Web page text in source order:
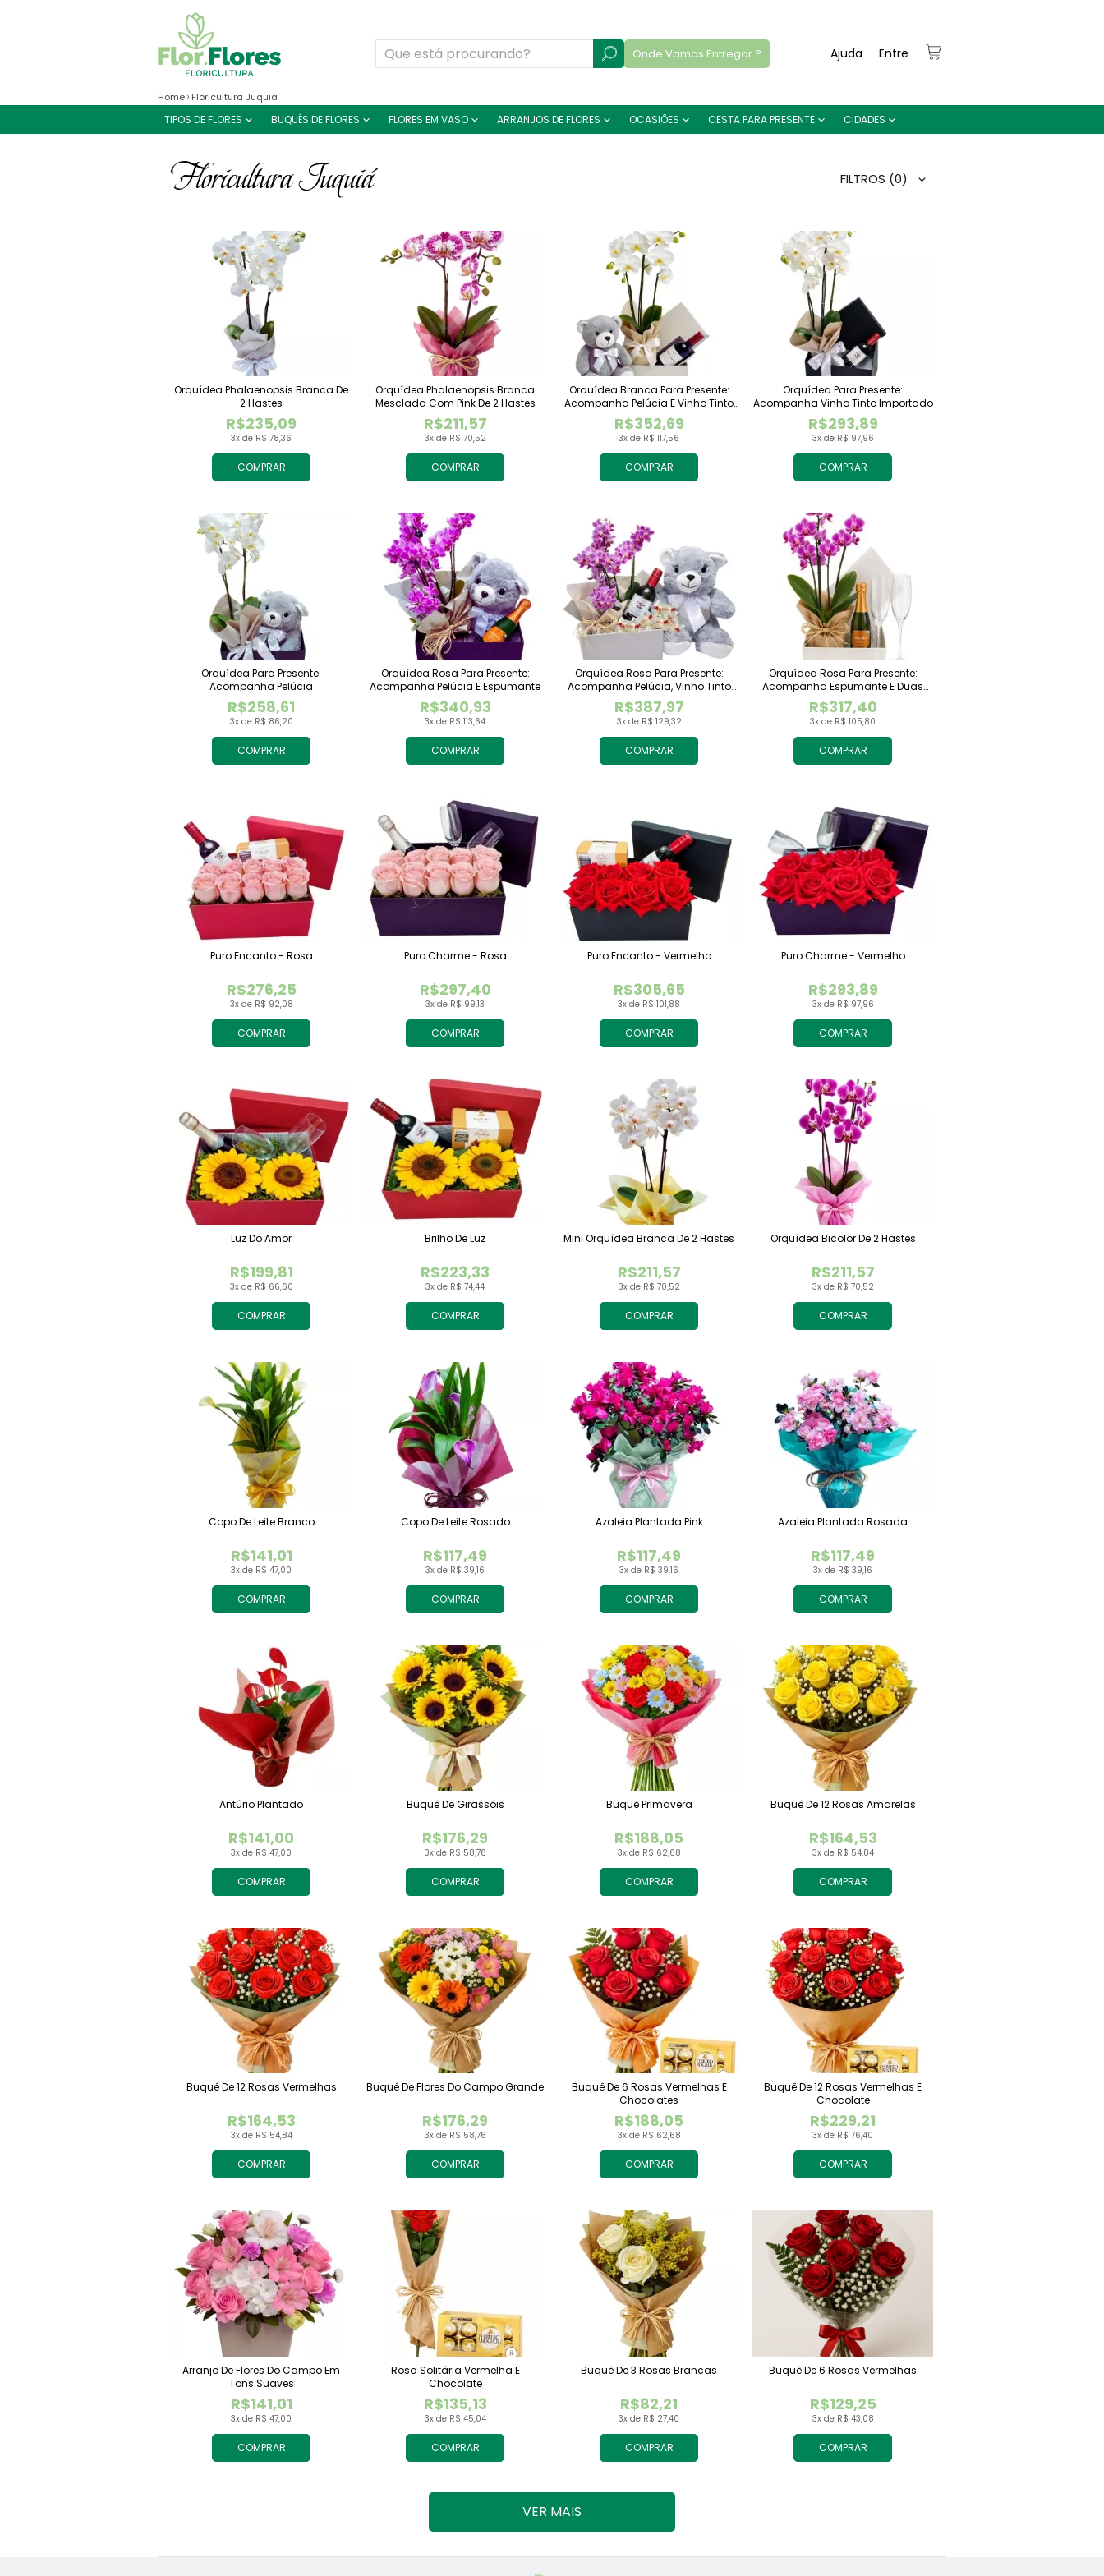
Onde Vamos Entregar ? Entre
Ajuda
TIPOS DE FLORES BUQUÊS DE FLORES FLORES EM VASO ARRANJOS DE FLORES OCASIÕES CESTA PARA PRESENTE CIDADES
Home Floricultura Juquiá
Floricultura Juquiá FILTROS (0)
COMPRAR
3x de R$ 78,36
R$235,09
Orquídea Phalaenopsis Branca De
2 Hastes
COMPRAR
3x de R$ 70,52
R$211,57
Orquídea Phalaenopsis Branca
Mesclada Com Pink De 2 Hastes
COMPRAR
3x de R$ 117,56
R$352,69
Orquídea Branca Para Presente:
Acompanha Pelúcia E Vinho Tinto
Importado
COMPRAR
3x de R$ 97,96
R$293,89
Orquídea Para Presente:
Acompanha Vinho Tinto Importado
COMPRAR
3x de R$ 86,20
R$258,61
Orquídea Para Presente:
Acompanha Pelúcia
COMPRAR
3x de R$ 113,64
R$340,93
Orquídea Rosa Para Presente:
Acompanha Pelúcia E Espumante
COMPRAR
3x de R$ 129,32
R$387,97
Orquídea Rosa Para Presente:
Acompanha Pelúcia, Vinho Tinto
Importado E Chocolate Raffaello
COMPRAR
3x de R$ 105,80
R$317,40
Orquídea Rosa Para Presente:
Acompanha Espumante E Duas
Taças
COMPRAR
3x de R$ 92,08
R$276,25
Puro Encanto - Rosa
COMPRAR
3x de R$ 99,13
R$297,40
Puro Charme - Rosa
COMPRAR
3x de R$ 101,88
R$305,65
Puro Encanto - Vermelho
COMPRAR
3x de R$ 97,96
R$293,89
Puro Charme - Vermelho
COMPRAR
3x de R$ 66,60
R$199,81
Luz Do Amor
COMPRAR
3x de R$ 74,44
R$223,33
Brilho De Luz
COMPRAR
3x de R$ 70,52
R$211,57
Mini Orquídea Branca De 2 Hastes
COMPRAR
3x de R$ 70,52
R$211,57
Orquídea Bicolor De 2 Hastes
COMPRAR
3x de R$ 47,00
R$141,01
Copo De Leite Branco
COMPRAR
3x de R$ 39,16
R$117,49
Copo De Leite Rosado
COMPRAR
3x de R$ 39,16
R$117,49
Azaleia Plantada Pink
COMPRAR
3x de R$ 39,16
R$117,49
Azaleia Plantada Rosada
COMPRAR
3x de R$ 47,00
R$141,00
Antúrio Plantado
COMPRAR
3x de R$ 58,76
R$176,29
Buquê De Girassóis
COMPRAR
3x de R$ 62,68
R$188,05
Buquê Primavera
COMPRAR
3x de R$ 54,84
R$164,53
Buquê De 12 Rosas Amarelas
COMPRAR
3x de R$ 54,84
R$164,53
Buquê De 12 Rosas Vermelhas
COMPRAR
3x de R$ 58,76
R$176,29
Buquê De Flores Do Campo Grande
COMPRAR
3x de R$ 62,68
R$188,05
Buquê De 6 Rosas Vermelhas E
Chocolates
COMPRAR
3x de R$ 76,40
R$229,21
Buquê De 12 Rosas Vermelhas E
Chocolate
COMPRAR
3x de R$ 47,00
R$141,01
Arranjo De Flores Do Campo Em
Tons Suaves
COMPRAR
3x de R$ 45,04
R$135,13
Rosa Solitária Vermelha E
Chocolate
COMPRAR
3x de R$ 27,40
R$82,21
Buquê De 3 Rosas Brancas
COMPRAR
3x de R$ 43,08
R$129,25
Buquê De 6 Rosas Vermelhas
VER MAIS